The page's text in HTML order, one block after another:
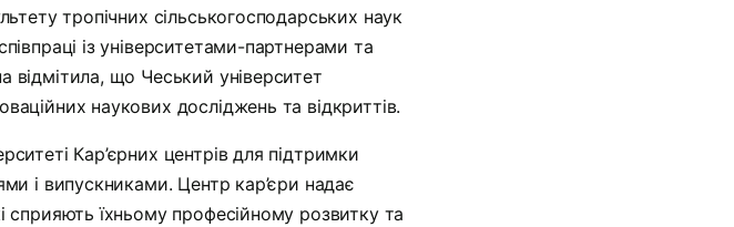
тропічних сільськогосподарських наук
із університетами-партнерами та
відмітила, що Чеський університет
наукових досліджень та відкриттів.
Кар’єрних центрів для підтримки
і випускниками. Центр кар’єри надає
сприяють їхньому професійному розвитку та